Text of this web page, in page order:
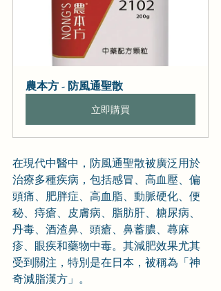
農本方 - 防風通聖散
立即購買
在現代中醫中，防風通聖散被廣泛用於
治療多種疾病，包括感冒、高血壓、偏
頭痛、肥胖症、高血脂、動脈硬化、便
秘、痔瘡、皮膚病、脂肪肝、糖尿病、
丹毒、酒渣鼻、頭瘡、鼻蓄膿、蕁麻
疹、眼疾和藥物中毒。其減肥效果尤其
受到關注，特別是在日本，被稱為「神
奇減脂漢方」。